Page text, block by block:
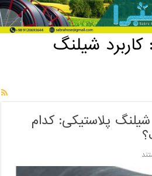
لاستیکی
کاربرد شیلنگ
پلاستیکی: کدام